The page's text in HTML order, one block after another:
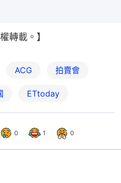
轉載。】
ACG 拍賣會
ETtoday
0 1 0